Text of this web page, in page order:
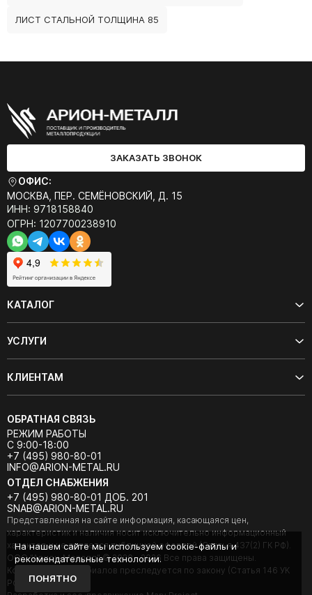
ЛИСТ СТАЛЬНОЙ ТОЛЩИНА 85
ЗАКАЗАТЬ ЗВОНОК
ОФИС:
МОСКВА, ПЕР. СЕМЁНОВСКИЙ, Д. 15
ИНН: 9718158840
ОГРН: 1207700238910
КАТАЛОГ
УСЛУГИ
КЛИЕНТАМ
ОБРАТНАЯ СВЯЗЬ
РЕЖИМ РАБОТЫ
С 9:00-18:00
+7 (495) 980-80-01
INFO@ARION-METAL.RU
ОТДЕЛ СНАБЖЕНИЯ
+7 (495) 980-80-01 ДОБ. 201
SNAB@ARION-METAL.RU
Представленная на сайте информация, касающаяся цен,
характеристик и наличия носит исключительно информационный
характер и не является публичной офертой (Статья 437(2) ГК РФ).
ООО "Арион-Металл" © 2020 - 2026 Все права защищены.
Копирование материалов преследуется по закону (Статья 146 УК
РФ).
На нашем сайте мы используем cookie-файлы и
рекомендательные технологии.
ПОНЯТНО